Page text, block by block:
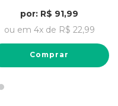
por: R$ 91,99
ou em 4x de R$ 22,99
Comprar